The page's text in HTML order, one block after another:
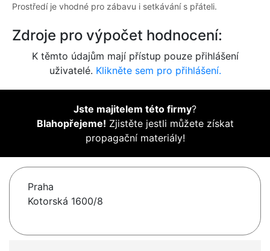
Prostředí je vhodné pro zábavu i setkávání s přáteli.
Zdroje pro výpočet hodnocení:
K těmto údajům mají přístup pouze přihlášení
uživatelé. Klikněte sem pro přihlášení.
Jste majitelem této firmy?
Blahopřejeme! Zjistěte jestli můžete získat
propagační materiály!
Praha
Kotorská 1600/8